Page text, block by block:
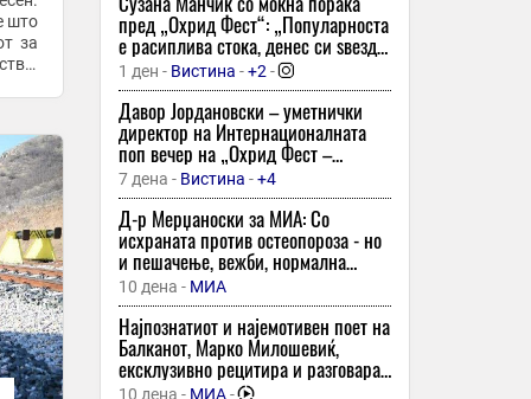
што
за
сезонава
18 минути -Спорт Манија
Дел од граѓаните месецов ќе имаат
уште еден продолжен викенд
18 минути -Скопје Инфо
Англичаните открија нова афера на
Инфантино, УЕФА потврди дека била
исплатена отштета на поранешна
вработена
18 минути -Дерби-+1
Зошто ни е толку тешко да фрлиме
предмети што не ги користиме?
Психологијата има објаснување
18 минути -Нова Македонија
ЛАНЧАН СУДИР НА ВАЖЕН ПАТЕН
пред „Охрид Фест“: „Популарноста
е расиплива стока, денес си ѕвезда,
утре те нема никаде“!
1 ден - Вистина -+2 -
Давор Јордановски – уметнички
директор на Интернационалната
поп вечер на „Охрид Фест –
Охридски трубадури“: „Не ги
копираме светските трендови –
сакаме ние да бидеме
инспирација“
7 дена - Вистина -+4
Д-р Мерџаноски за МИА: Со
исхраната против остеопороза - но
и пешачење, вежби, нормална
тежина и без цигари и алкохол
10 дена - МИА
Најпознатиот и најемотивен поет на
Балканот, Марко Милошевиќ,
ексклузивно рецитира и разговара
за МИА: „Подигнете го ракавот - ако
10 дена - МИА -